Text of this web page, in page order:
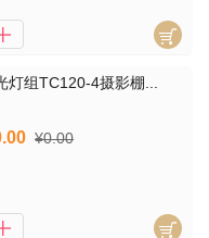
灯组TC120-4摄影棚...
¥0.00